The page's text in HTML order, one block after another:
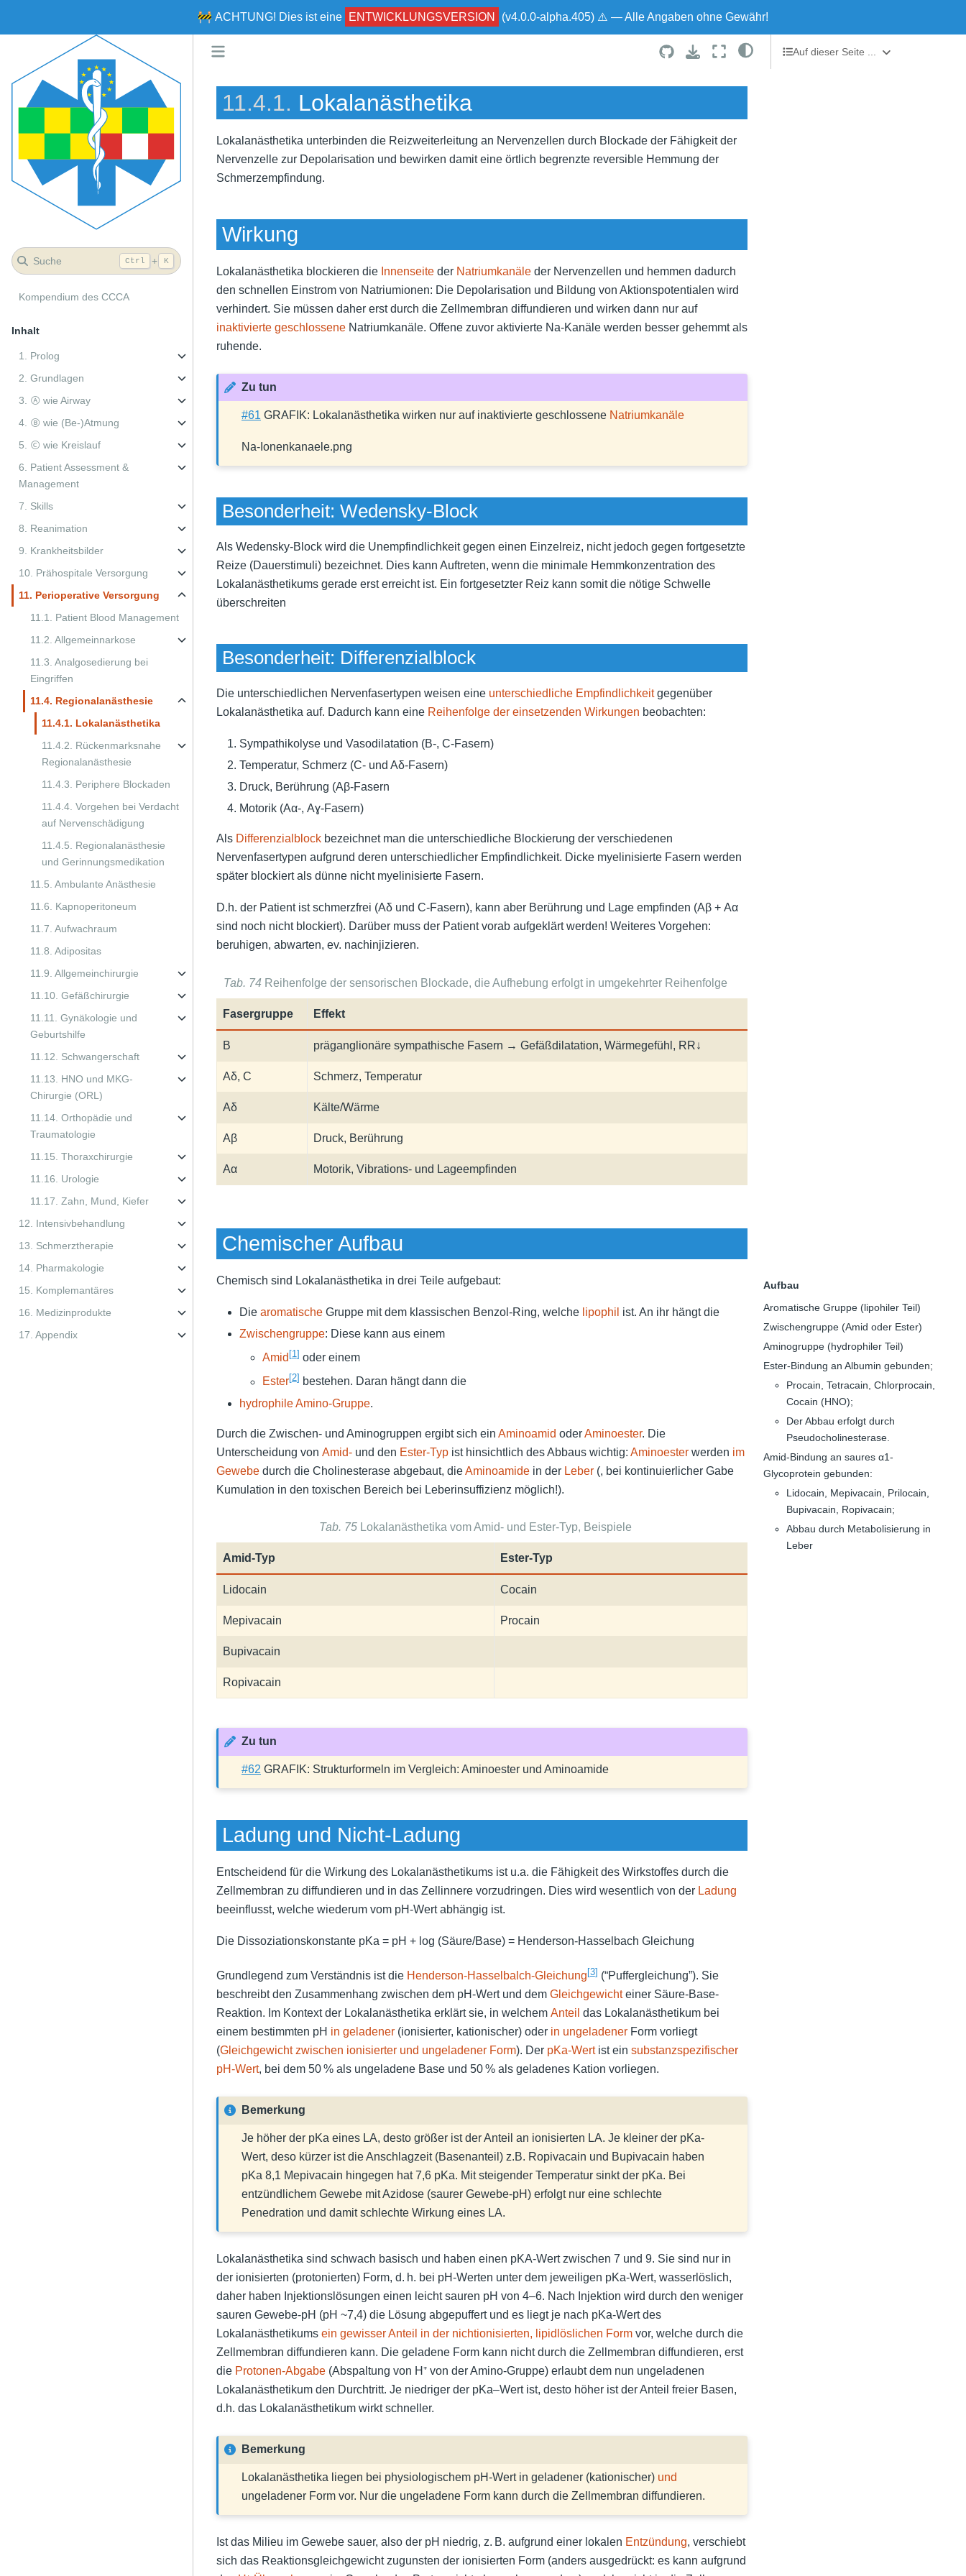
🚧 ACHTUNG! Dies ist eine ENTWICKLUNGSVERSION (v4.0.0-alpha.405) ⚠ — Alle Angaben ohne Gewähr!
Suche Ctrl + K
Kompendium des CCCA
Inhalt
1. Prolog
2. Grundlagen
3. Ⓐ wie Airway
4. Ⓑ wie (Be-)Atmung
5. Ⓒ wie Kreislauf
6. Patient Assessment &
Management
7. Skills
8. Reanimation
9. Krankheitsbilder
10. Prähospitale Versorgung
11. Perioperative Versorgung
11.1. Patient Blood Management
11.2. Allgemeinnarkose
11.3. Analgosedierung bei
Eingriffen
11.4. Regionalanästhesie
11.4.1. Lokalanästhetika
11.4.2. Rückenmarksnahe
Regionalanästhesie
11.4.3. Periphere Blockaden
11.4.4. Vorgehen bei Verdacht
auf Nervenschädigung
11.4.5. Regionalanästhesie
und Gerinnungsmedikation
11.5. Ambulante Anästhesie
11.6. Kapnoperitoneum
11.7. Aufwachraum
11.8. Adipositas
11.9. Allgemeinchirurgie
11.10. Gefäßchirurgie
11.11. Gynäkologie und
Geburtshilfe
11.12. Schwangerschaft
11.13. HNO und MKG-
Chirurgie (ORL)
11.14. Orthopädie und
Traumatologie
11.15. Thoraxchirurgie
11.16. Urologie
11.17. Zahn, Mund, Kiefer
12. Intensivbehandlung
13. Schmerztherapie
14. Pharmakologie
15. Komplemantäres
16. Medizinprodukte
17. Appendix
11.4.1. Lokalanästhetika
Lokalanästhetika unterbinden die Reizweiterleitung an Nervenzellen durch Blockade der Fähigkeit der
Nervenzelle zur Depolarisation und bewirken damit eine örtlich begrenzte reversible Hemmung der
Schmerzempfindung.
Wirkung
Lokalanästhetika blockieren die Innenseiteder Natriumkanäleder Nervenzellen und hemmen dadurch
den schnellen Einstrom von Natriumionen: Die Depolarisation und Bildung von Aktionspotentialen wird
verhindert. Sie müssen daher erst durch die Zellmembran diffundieren und wirken dann nur auf
inaktivierte geschlosseneNatriumkanäle. Offene zuvor aktivierte Na-Kanäle werden besser gehemmt als
ruhende.
Zu tun
#61 GRAFIK: Lokalanästhetika wirken nur auf inaktivierte geschlossene Natriumkanäle
Na-Ionenkanaele.png
Besonderheit: Wedensky-Block
Als Wedensky-Block wird die Unempfindlichkeit gegen einen Einzelreiz, nicht jedoch gegen fortgesetzte
Reize (Dauerstimuli) bezeichnet. Dies kann Auftreten, wenn die minimale Hemmkonzentration des
Lokalanästhetikums gerade erst erreicht ist. Ein fortgesetzter Reiz kann somit die nötige Schwelle
überschreiten
Besonderheit: Differenzialblock
Die unterschiedlichen Nervenfasertypen weisen eine unterschiedliche Empfindlichkeitgegenüber
Lokalanästhetika auf. Dadurch kann eine Reihenfolge der einsetzenden Wirkungen beobachten:
Sympathikolyse und Vasodilatation (B-, C-Fasern)
Temperatur, Schmerz (C- und Aδ-Fasern)
Druck, Berührung (Aβ-Fasern
Motorik (Aα-, Aɣ-Fasern)
Als Differenzialblockbezeichnet man die unterschiedliche Blockierung der verschiedenen
Nervenfasertypen aufgrund deren unterschiedlicher Empfindlichkeit. Dicke myelinisierte Fasern werden
später blockiert als dünne nicht myelinisierte Fasern.
D.h. der Patient ist schmerzfrei (Aδ und C-Fasern), kann aber Berührung und Lage empfinden (Aβ + Aα
sind noch nicht blockiert). Darüber muss der Patient vorab aufgeklärt werden! Weiteres Vorgehen:
beruhigen, abwarten, ev. nachinjizieren.
Tab. 74 Reihenfolge der sensorischen Blockade, die Aufhebung erfolgt in umgekehrter Reihenfolge
Fasergruppe Effekt
B präganglionäre sympathische Fasern → Gefäßdilatation, Wärmegefühl, RR↓
Aδ, C Schmerz, Temperatur
Aδ Kälte/Wärme
Aβ Druck, Berührung
Aα Motorik, Vibrations- und Lageempfinden
Chemischer Aufbau
Aufbau
Aromatische Gruppe (lipohiler Teil)
Zwischengruppe (Amid oder Ester)
Aminogruppe (hydrophiler Teil)
Ester-Bindung an Albumin gebunden;
Procain, Tetracain, Chlorprocain,
Cocain (HNO);
Der Abbau erfolgt durch
Pseudocholinesterase.
Amid-Bindung an saures α1-
Glycoprotein gebunden:
Lidocain, Mepivacain, Prilocain,
Bupivacain, Ropivacain;
Abbau durch Metabolisierung in
Leber
Chemisch sind Lokalanästhetika in drei Teile aufgebaut:
Die aromatischeGruppe mit dem klassischen Benzol-Ring, welche lipophil ist. An ihr hängt die
Zwischengruppe: Diese kann aus einem
Amid [1 ] oder einem
Ester[2] bestehen. Daran hängt dann die
hydrophile Amino-Gruppe.
Durch die Zwischen- und Aminogruppen ergibt sich ein Aminoamid oderAminoester. Die
Unterscheidung von Amid-und den Ester-Typist hinsichtlich des Abbaus wichtig: Aminoesterwerden im
Gewebedurch die Cholinesterase abgebaut, dieAminoamidein der Leber(, bei kontinuierlicher Gabe
Kumulation in den toxischen Bereich bei Leberinsuffizienz möglich!).
Tab. 75 Lokalanästhetika vom Amid- und Ester-Typ, Beispiele
Amid-Typ Ester-Typ
Lidocain Cocain
Mepivacain Procain
Bupivacain
Ropivacain
Zu tun
#62 GRAFIK: Strukturformeln im Vergleich: Aminoester und Aminoamide
Ladung und Nicht-Ladung
Entscheidend für die Wirkung des Lokalanästhetikums ist u.a. die Fähigkeit des Wirkstoffes durch die
Zellmembran zu diffundieren und in das Zellinnere vorzudringen. Dies wird wesentlich von der Ladung
beeinflusst, welche wiederum vom pH-Wert abhängig ist.
Die Dissoziationskonstante pKa = pH + log (Säure/Base) = Henderson-Hasselbach Gleichung
Grundlegend zum Verständnis ist die Henderson-Hasselbalch-Gleichung[3] (“Puffergleichung”). Sie
beschreibt den Zusammenhang zwischen dem pH-Wert und dem Gleichgewichteiner Säure-Base-
Reaktion. Im Kontext der Lokalanästhetika erklärt sie, in welchem Anteil das Lokalanästhetikum bei
einem bestimmten pH in geladener(ionisierter, kationischer) oder in ungeladenerForm vorliegt
(Gleichgewicht zwischen ionisierter und ungeladener Form). Der pKa-Wertist ein substanzspezifischer
pH-Wert, bei dem 50 % als ungeladene Base und 50 % als geladenes Kation vorliegen.
Bemerkung
Je höher der pKa eines LA, desto größer ist der Anteil an ionisierten LA. Je kleiner der pKa-
Wert, deso kürzer ist die Anschlagzeit (Basenanteil) z.B. Ropivacain und Bupivacain haben
pKa 8,1 Mepivacain hingegen hat 7,6 pKa. Mit steigender Temperatur sinkt der pKa. Bei
entzündlichem Gewebe mit Azidose (saurer Gewebe-pH) erfolgt nur eine schlechte
Penedration und damit schlechte Wirkung eines LA.
Lokalanästhetika sind schwach basisch und haben einen pKA-Wert zwischen 7 und 9. Sie sind nur in
der ionisierten (protonierten) Form, d. h. bei pH-Werten unter dem jeweiligen pKa-Wert, wasserlöslich,
daher haben Injektionslösungen einen leicht sauren pH von 4–6. Nach Injektion wird durch den weniger
sauren Gewebe-pH (pH ~7,4) die Lösung abgepuffert und es liegt je nach pKa-Wert des
Lokalanästhetikums ein gewisser Anteil in der nichtionisierten, lipidlöslichen Formvor, welche durch die
Zellmembran diffundieren kann. Die geladene Form kann nicht durch die Zellmembran diffundieren, erst
die Protonen-Abgabe(Abspaltung von H⁺ von der Amino-Gruppe) erlaubt dem nun ungeladenen
Lokalanästhetikum den Durchtritt. Je niedriger der pKa–Wert ist, desto höher ist der Anteil freier Basen,
d.h. das Lokalanästhetikum wirkt schneller.
Bemerkung
Lokalanästhetika liegen bei physiologischem pH-Wert in geladener (kationischer) und
ungeladener Form vor. Nur die ungeladene Form kann durch die Zellmembran diffundieren.
Ist das Milieu im Gewebe sauer, also der pH niedrig, z. B. aufgrund einer lokalen Entzündung, verschiebt
sich das Reaktionsgleichgewicht zugunsten der ionisierten Form (anders ausgedrückt: es kann aufgrund
Auf dieser Seite ...